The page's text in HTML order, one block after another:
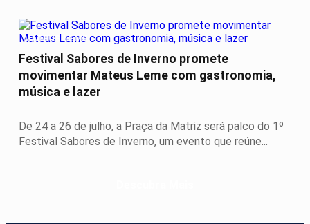
MATEUS LEME
Festival Sabores de Inverno promete
movimentar Mateus Leme com gastronomia,
música e lazer
De 24 a 26 de julho, a Praça da Matriz será palco do 1º
Festival Sabores de Inverno, um evento que reúne...